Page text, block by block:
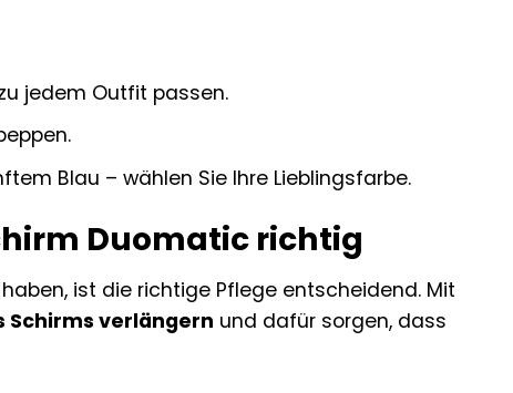
jedem Outfit passen.
Blau – wählen Sie Ihre Lieblingsfarbe.
Duomatic richtig
ist die richtige Pflege entscheidend. Mit
Schirms verlängern und dafür sorgen, dass